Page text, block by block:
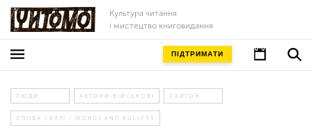
Культура читання
і мистецтво книговидання
ПІДТРИМАТИ
ЛЮДИ АВТОРИ-ВІЙСЬКОВІ САЙГОН
СЛОВА І КУЛІ / WORDS AND BULLETS